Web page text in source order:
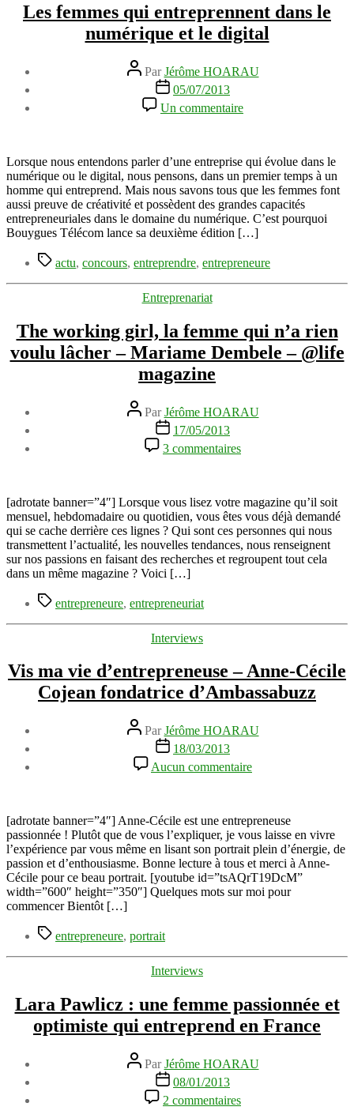
Les femmes qui entreprennent dans le
numérique et le digital
Auteur
de
l’article
ParJérôme HOARAU
Date
de
l’article
05/07/2013
Un commentaire
Les
entreprennent
dans
le
numérique
et
Lorsque nous entendons parler d’une entreprise qui évolue dans le
numérique ou le digital, nous pensons, dans un premier temps à un
homme qui entreprend. Mais nous savons tous que les femmes font
aussi preuve de créativité et possèdent des grandes capacités
entrepreneuriales dans le domaine du numérique. C’est pourquoi
Bouygues Télécom lance sa deuxième édition […]
Étiquettes
actu, concours, entreprendre, entrepreneure
Catégories
Entreprenariat
The working girl, la femme qui n’a rien
voulu lâcher – Mariame Dembele – @life
magazine
Auteur
de
l’article
ParJérôme HOARAU
Date
de
l’article
17/05/2013
3 commentaires
The
la
femme
qui
n’a
rien
Dembele
magazine
[adrotate banner=”4″] Lorsque vous lisez votre magazine qu’il soit
mensuel, hebdomadaire ou quotidien, vous êtes vous déjà demandé
qui se cache derrière ces lignes ? Qui sont ces personnes qui nous
transmettent l’actualité, les nouvelles tendances, nous renseignent
sur nos passions en faisant des recherches et regroupent tout cela
dans un même magazine ? Voici […]
Étiquettes
entrepreneure, entrepreneuriat
Catégories
Interviews
Vis ma vie d’entrepreneuse – Anne-Cécile
Cojean fondatrice d’Ambassabuzz
Auteur
de
l’article
ParJérôme HOARAU
Date
l’article
18/03/2013
Aucun commentaire
Vis
d’entrepreneuse
–
Anne-
Cécile
Cojean
fondatrice
[adrotate banner=”4″] Anne-Cécile est une entrepreneuse
passionnée ! Plutôt que de vous l’expliquer, je vous laisse en vivre
l’expérience par vous même en lisant son portrait plein d’énergie, de
passion et d’enthousiasme. Bonne lecture à tous et merci à Anne-
Cécile pour ce beau portrait. [youtube id=”tsAQrT19DcM”
width=”600″ height=”350″] Quelques mots sur moi pour
commencer Bientôt […]
Étiquettes
entrepreneure, portrait
Catégories
Interviews
Lara Pawlicz : une femme passionnée et
optimiste qui entreprend en France
Auteur
de
l’article
ParJérôme HOARAU
Date
de
l’article
08/01/2013
2 commentaires
Lara